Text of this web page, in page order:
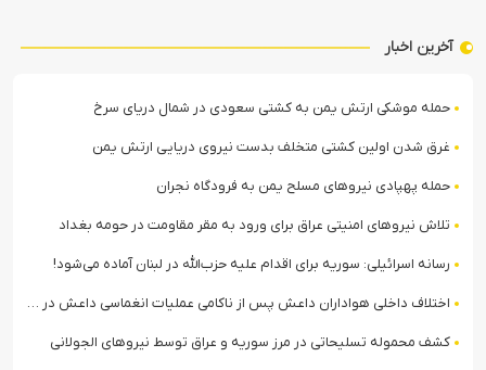
آخرین اخبار
حمله موشکی ارتش یمن به کشتی سعودی در شمال دریای سرخ
غرق شدن اولین کشتی متخلف بدست نیروی دریایی ارتش یمن
حمله پهپادی نیروهای مسلح یمن به فرودگاه نجران
تلاش نیروهای امنیتی عراق برای ورود به مقر مقاومت در حومه بغداد
رسانه اسرائیلی: سوریه برای اقدام علیه حزب‌الله در لبنان آماده می‌شود!
اختلاف داخلی هواداران داعش پس از ناکامی عملیات انغماسی داعش در رقه
کشف محموله تسلیحاتی در مرز سوریه و عراق توسط نیروهای الجولانی